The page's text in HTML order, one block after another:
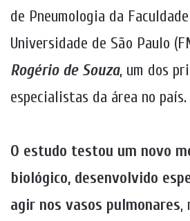
de Pneumologia da
Universidade de São Paulo
Rogério de Souza, um dos
especialistas da área no país.
O estudo testou um novo
biológico, desenvolvido
agir nos vasos pulmonares,